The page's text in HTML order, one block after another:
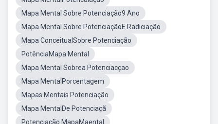
Mapa Mental Sobre Potenciação9 Ano
Mapa Mental Sobre PotenciaçãoE Radiciação
Mapa ConceitualSobre Potenciação
PotênciaMapa Mental
Mapa Mental Sobrea Potenciacçao
Mapa MentalPorcentagem
Mapas Mentais Potenciação
Mapa MentalDe Potenciaçã
Potenciação MapaMaental